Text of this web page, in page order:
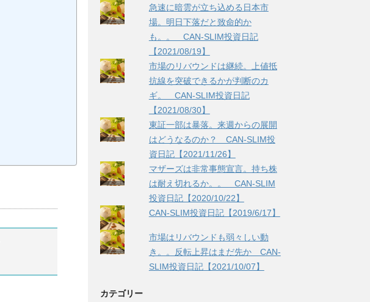
急速に暗雲が立ち込める日本市
場。明日下落だと致命的か
も。。 CAN-SLIM投資日記
【2021/08/19】
市場のリバウンドは継続。上値抵
抗線を突破できるかが判断のカ
ギ。 CAN-SLIM投資日記
【2021/08/30】
東証一部は暴落。来週からの展開
はどうなるのか？ CAN-SLIM投
資日記【2021/11/26】
マザーズは非常事態宣言。持ち株
は耐え切れるか。。 CAN-SLIM
投資日記【2020/10/22】
CAN-SLIM投資日記【2019/6/17】
市場はリバウンドも弱々しい動
き。。反転上昇はまだ先か CAN-
SLIM投資日記【2021/10/07】
カテゴリー